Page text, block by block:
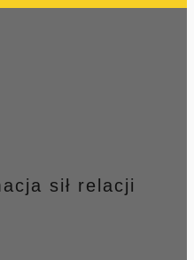
sił relacji